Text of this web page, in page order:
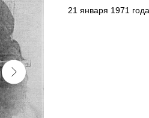
21 января 1971